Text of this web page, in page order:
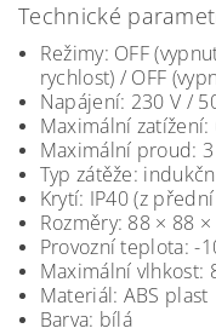
Technické
Režimy: OFF
rychlost) / OFF
Napájení: 230 V /
Maximální zatížení:
Maximální proud:
Typ zátěže:
Krytí: IP40 (z
Rozměry: 88 × 88
Provozní teplota: -
Maximální vlhkost:
Materiál: ABS plast
Barva: bílá